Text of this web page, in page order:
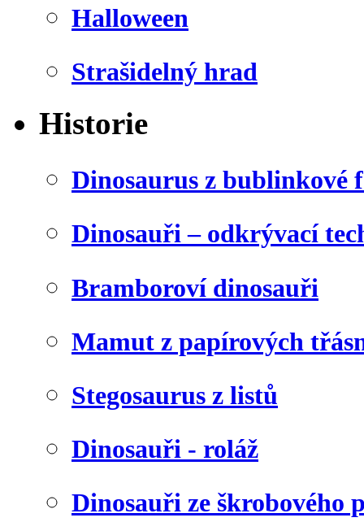
Halloween
Strašidelný hrad
Historie
Dinosaurus z bublinkové
Dinosauři – odkrývací
Bramboroví dinosauři
Mamut z papírových
Stegosaurus z listů
Dinosauři - roláž
Dinosauři ze škrobového